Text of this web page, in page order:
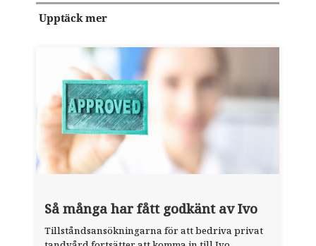
Upptäck mer
Så många har fått godkänt av Ivo
Tillståndsansökningarna för att bedriva privat